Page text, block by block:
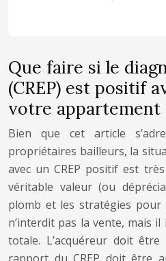
Que faire si le
(CREP) est positif
votre appartement
Bien que cet article
propriétaires bailleurs, la
avec un CREP positif est
véritable valeur (ou
plomb et les stratégies pour
n’interdit pas la vente, mais
totale. L’acquéreur doit